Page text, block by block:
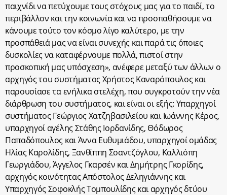
παιχνίδι να πετύχουμε τους στόχους μας για το παιδί, το
περιβάλλον και την κοινωνία και να προσπαθήσουμε να
κάνουμε τούτο τον κόσμο λίγο καλύτερο, με την
προσπάθειά μας να είναι συνεχής και παρά τις όποιες
δυσκολίες να καταφέρνουμε πολλά, πιστοί στην
προσκοπική μας υπόσχεση», ανέφερε μεταξύ των άλλων ο
αρχηγός του συστήματος Χρήστος Καναρόπουλος και
παρουσίασε τα ενήλικα στελέχη, που συγκροτούν την νέα
διάρθρωση του συστήματος, και είναι οι εξής: Υπαρχηγοί
συστήματος Γεώργιος Χατζηβασιλείου και Ιωάννης Κέρος,
υπαρχηγοί αγέλης Στάθης Ιορδανίδης, Θόδωρος
Παπαδόπουλος και Άννα Ευθυμιάδου, υπαρχηγοί ομάδας
Ηλίας Καρολίδης, Ξανθίππη Σοαντζόγλου, Καλλιόπη
Γεωργιάδου, Άγγελος Γκαρσέν και Δημήτρης Γκορίδης,
αρχηγός κοινότητας Απόστολος Δεληγιάννης και
Υπαρχηγός Σοφοκλής Τομπουλίδης και αρχηγός δτύου